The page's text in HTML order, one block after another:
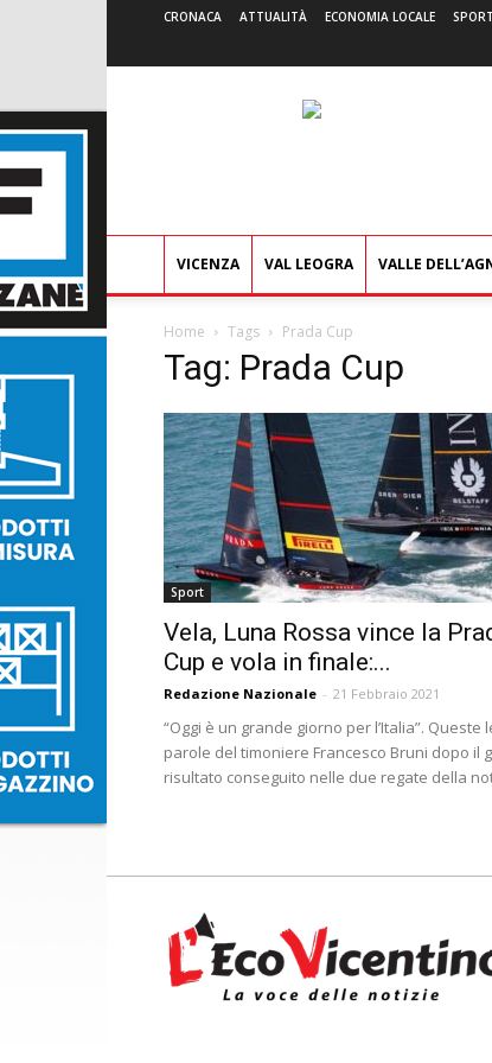
CRONACA ATTUALITÀ ECONOMIA LOCALE
VICENZA VAL LEOGRA VALLE
Home Tags Prada Cup
Tag: Prada Cup
Sport
Vela, Luna Rossa vince la
Cup e vola in finale:...
Redazione Nazionale - 21 Febbraio 2021
“Oggi è un grande giorno per l’Italia”. Queste
parole del timoniere Francesco Bruni dopo il
risultato conseguito nelle due regate della